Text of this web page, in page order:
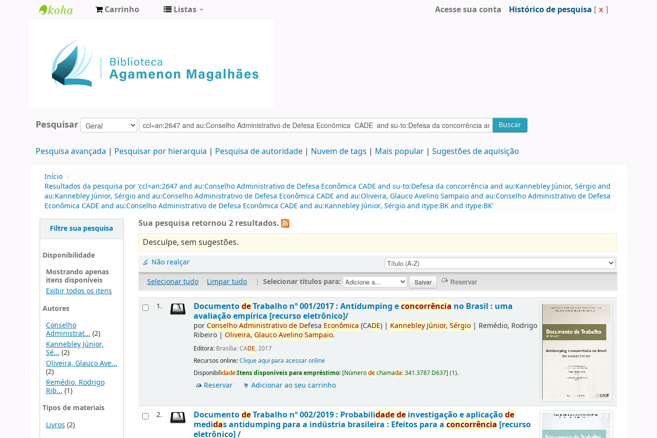
Agamenon
Magalhães
Carrinho Listas Acesse sua conta Histórico de pesquisa [ x ]
Pesquisar Buscar
Pesquisa avançada Pesquisar por hierarquia Pesquisa de autoridade Nuvem de tags Mais popular Sugestões de aquisição
Início ›
Resultados da pesquisa por 'ccl=an:2647 and au:Conselho Administrativo de Defesa Econômica CADE and su-to:Defesa da concorrência and au:Kannebley Júnior, Sérgio and
au:Kannebley Júnior, Sérgio and au:Conselho Administrativo de Defesa Econômica CADE and au:Oliveira, Glauco Avelino Sampaio and au:Conselho Administrativo de Defesa
Econômica CADE and au:Conselho Administrativo de Defesa Econômica CADE and au:Kannebley Júnior, Sérgio and itype:BK and itype:BK'
Filtre sua pesquisa
Disponibilidade
Mostrando apenas
itens disponíveis
Exibir todos os itens
Autores
Conselho
Administrat...(2)
Kannebley Júnior,
Sé... (2)
Oliveira, Glauco Ave...
(2)
Remédio, Rodrigo
Rib... (1)
Tipos de materiais
Livros (2)
Sua pesquisa retornou 2 resultados.
Desculpe, sem sugestões.
Não realçar
Selecionar tudo
Limpar tudo | Selecionar títulos para:
1. DocumentodeTrabalho nº 001/2017 : Antidumping econcorrência no Brasil : uma
avaliação empírica [recurso eletrônico]/
porConselhoAdministrativode Defesa Econômica (CADE) | KannebleyJúnior, Sérgio | Remédio, Rodrigo
Ribeiro |Oliveira, GlaucoAvelinoSampaio.
Editora: Brasília: CADE, 2017
Recursos online:Clique aqui para acessar online
Disponibilidade:Itens disponíveis para empréstimo: [Númerodechamada:341.3787 D637](1).
Reservar Adicionar ao seu carrinho
2. DocumentodeTrabalho nº 002/2019 : Probabilidadede investigação e aplicaçãode
medidas antidumping para a indústria brasileira : Efeitos para aconcorrência [recurso
eletrônico] /